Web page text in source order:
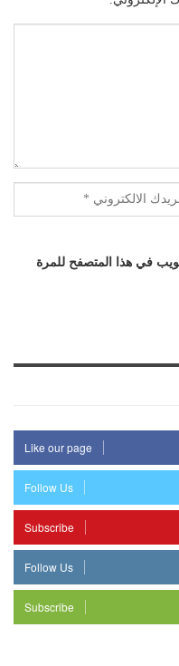
في هذا المتصفح للمرة
Like our page
Follow Us
Subscribe
Follow Us
Subscribe